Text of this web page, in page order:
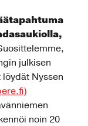
julkisen
Nyssen
noin 20